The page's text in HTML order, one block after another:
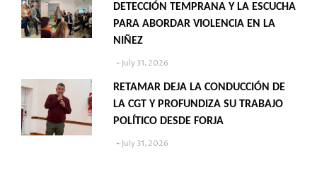
DETECCIÓN TEMPRANA Y LA ESCUCHA
PARA ABORDAR VIOLENCIA EN LA
NIÑEZ
July 31, 2026
RETAMAR DEJA LA CONDUCCIÓN DE
LA CGT Y PROFUNDIZA SU TRABAJO
POLÍTICO DESDE FORJA
July 31, 2026